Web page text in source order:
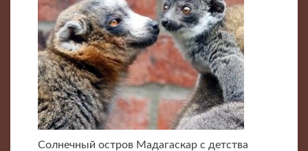
Солнечный остров Мадагаскар с детства